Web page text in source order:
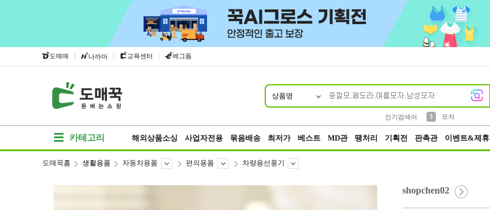
도매매 | 나까마 | 교육센터 | 에그돔
상품명
인기검색어
4
미니
카테고리 해외상품소싱 사업자전용 묶음배송 최저가 베스트 MD관 땡처리 기획전 판촉관 이벤트&제휴
도매꾹홈 생활용품 자동차용품 편의용품 차량용선풍기
shopchen02